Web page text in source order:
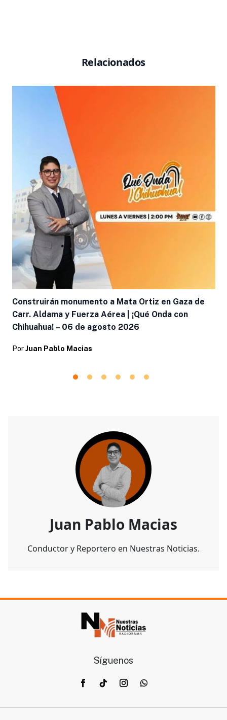
Relacionados
Construirán monumento a Mata Ortiz en Gaza de
Carr. Aldama y Fuerza Aérea | ¡Qué Onda con
Chihuahua! – 06 de agosto 2026
Por Juan Pablo Macias
Juan Pablo Macias
Conductor y Reportero en Nuestras Noticias.
Síguenos